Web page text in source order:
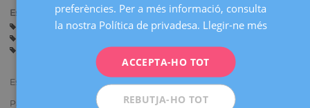
Especialitats:
Malaltia Inflamatòria Pèlvica
Ginecologia General
Patologia del Tracte Genital Inferior
Vacunació VPH
Especialista en Ginecologia i Obstetrícia.
Participa
en congressos nacionals i internacionals
presentant
FRENCH
preferències. Per a més informació, consulta
la nostra Política de privadesa. Llegir-ne més
ACCEPTA-HO TOT
REBUTJA-HO TOT